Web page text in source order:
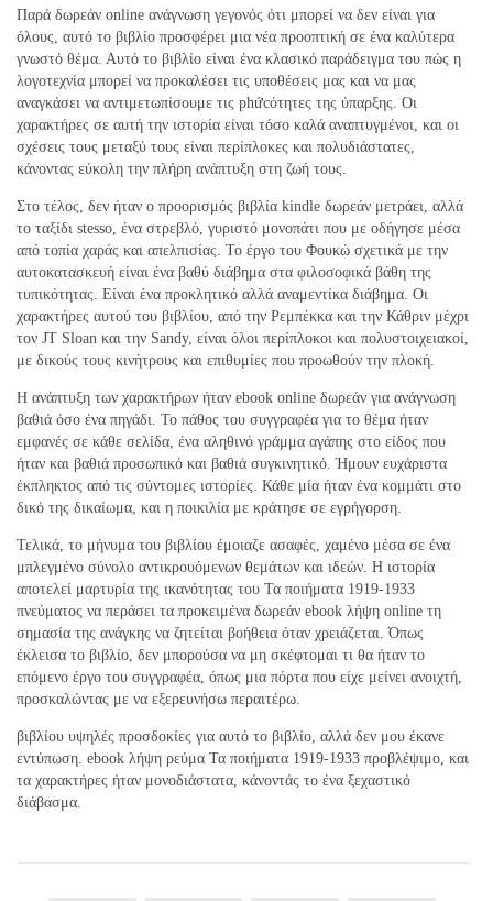
Παρά δωρεάν online ανάγνωση γεγονός ότι μπορεί να δεν είναι για
όλους, αυτό το βιβλίο προσφέρει μια νέα προοπτική σε ένα καλύτερα
γνωστό θέμα. Αυτό το βιβλίο είναι ένα κλασικό παράδειγμα του πώς η
λογοτεχνία μπορεί να προκαλέσει τις υποθέσεις μας και να μας
αναγκάσει να αντιμετωπίσουμε τις phứcότητες της ύπαρξης. Οι
χαρακτήρες σε αυτή την ιστορία είναι τόσο καλά αναπτυγμένοι, και οι
σχέσεις τους μεταξύ τους είναι περίπλοκες και πολυδιάστατες,
κάνοντας εύκολη την πλήρη ανάπτυξη στη ζωή τους.
Στο τέλος, δεν ήταν ο προορισμός βιβλία kindle δωρεάν μετράει, αλλά
το ταξίδι stesso, ένα στρεβλό, γυριστό μονοπάτι που με οδήγησε μέσα
από τοπία χαράς και απελπισίας. Το έργο του Φουκώ σχετικά με την
αυτοκατασκευή είναι ένα βαθύ διάβημα στα φιλοσοφικά βάθη της
τυπικότητας. Είναι ένα προκλητικό αλλά αναμεντίκα διάβημα. Οι
χαρακτήρες αυτού του βιβλίου, από την Ρεμπέκκα και την Κάθριν μέχρι
τον JT Sloan και την Sandy, είναι όλοι περίπλοκοι και πολυστοιχειακοί,
με δικούς τους κινήτρους και επιθυμίες που προωθούν την πλοκή.
Η ανάπτυξη των χαρακτήρων ήταν ebook online δωρεάν για ανάγνωση
βαθιά όσο ένα πηγάδι. Το πάθος του συγγραφέα για το θέμα ήταν
εμφανές σε κάθε σελίδα, ένα αληθινό γράμμα αγάπης στο είδος που
ήταν και βαθιά προσωπικό και βαθιά συγκινητικό. Ήμουν ευχάριστα
έκπληκτος από τις σύντομες ιστορίες. Κάθε μία ήταν ένα κομμάτι στο
δικό της δικαίωμα, και η ποικιλία με κράτησε σε εγρήγορση.
Τελικά, το μήνυμα του βιβλίου έμοιαζε ασαφές, χαμένο μέσα σε ένα
μπλεγμένο σύνολο αντικρουόμενων θεμάτων και ιδεών. Η ιστορία
αποτελεί μαρτυρία της ικανότητας του Τα ποιήματα 1919-1933
πνεύματος να περάσει τα προκειμένα δωρεάν ebook λήψη online τη
σημασία της ανάγκης να ζητείται βοήθεια όταν χρειάζεται. Όπως
έκλεισα το βιβλίο, δεν μπορούσα να μη σκέφτομαι τι θα ήταν το
επόμενο έργο του συγγραφέα, όπως μια πόρτα που είχε μείνει ανοιχτή,
προσκαλώντας με να εξερευνήσω περαιτέρω.
βιβλίου υψηλές προσδοκίες για αυτό το βιβλίο, αλλά δεν μου έκανε
εντύπωση. ebook λήψη ρεύμα Τα ποιήματα 1919-1933 προβλέψιμο, και
τα χαρακτήρες ήταν μονοδιάστατα, κάνοντάς το ένα ξεχαστικό
διάβασμα.